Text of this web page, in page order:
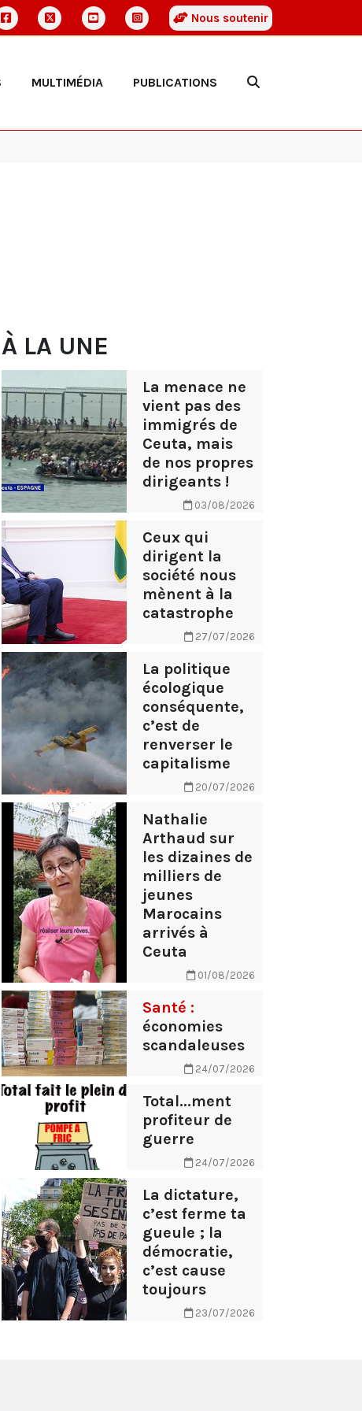
Nous soutenir
MULTIMÉDIA PUBLICATIONS
À LA UNE
La menace ne
vient pas des
immigrés de
Ceuta, mais
de nos propres
dirigeants !
03/08/2026
Ceux qui
dirigent la
société nous
mènent à la
catastrophe
27/07/2026
La politique
écologique
conséquente,
c’est de
renverser le
capitalisme
20/07/2026
Nathalie
Arthaud sur
les dizaines de
milliers de
jeunes
Marocains
arrivés à
Ceuta
01/08/2026
Santé :
économies
scandaleuses
24/07/2026
Total...ment
profiteur de
guerre
24/07/2026
La dictature,
c’est ferme ta
gueule ; la
démocratie,
c’est cause
toujours
23/07/2026